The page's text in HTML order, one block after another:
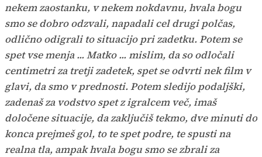
nekem zaostanku, v nekem nokdavnu, hvala bogu
smo se dobro odzvali, napadali cel drugi polčas,
odlično odigrali to situacijo pri zadetku. Potem se
spet vse menja ... Matko ... mislim, da so odločali
centimetri za tretji zadetek, spet se odvrti nek film v
glavi, da smo v prednosti. Potem sledijo podaljški,
zadenaš za vodstvo spet z igralcem več, imaš
določene situacije, da zaključiš tekmo, dve minuti do
konca prejmeš gol, to te spet podre, te spusti na
realna tla, ampak hvala bogu smo se zbrali za